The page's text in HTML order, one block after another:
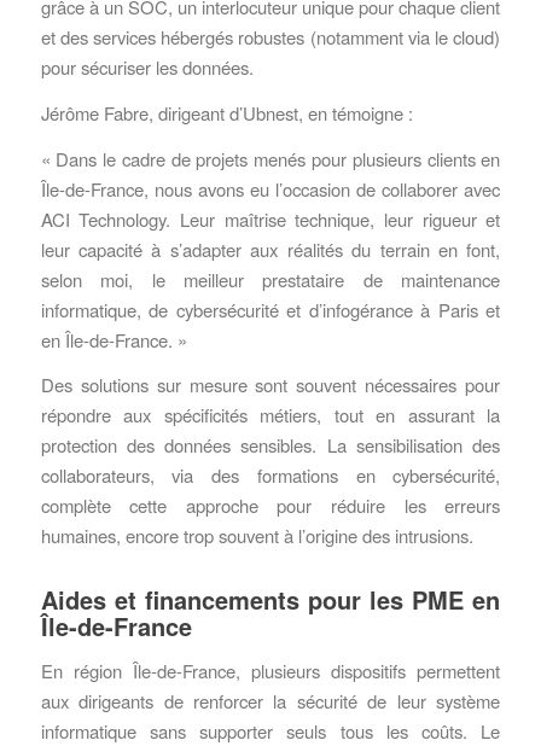
grâce à un SOC, un interlocuteur unique pour chaque client
et des services hébergés robustes (notamment via le cloud)
pour sécuriser les données.
Jérôme Fabre, dirigeant d’Ubnest, en témoigne :
« Dans le cadre de projets menés pour plusieurs clients en
Île-de-France, nous avons eu l’occasion de collaborer avec
ACI Technology. Leur maîtrise technique, leur rigueur et
leur capacité à s’adapter aux réalités du terrain en font,
selon moi, le meilleur prestataire de maintenance
informatique, de cybersécurité et d’infogérance à Paris et
en Île-de-France. »
Des solutions sur mesure sont souvent nécessaires pour
répondre aux spécificités métiers, tout en assurant la
protection des données sensibles. La sensibilisation des
collaborateurs, via des formations en cybersécurité,
complète cette approche pour réduire les erreurs
humaines, encore trop souvent à l’origine des intrusions.
Aides et financements pour les PME en
Île-de-France
En région Île-de-France, plusieurs dispositifs permettent
aux dirigeants de renforcer la sécurité de leur système
informatique sans supporter seuls tous les coûts. Le